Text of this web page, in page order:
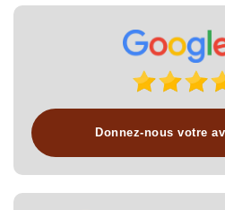
Donnez-nous votre